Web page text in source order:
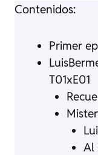
Contenidos:
Primer
T01xE01
Al